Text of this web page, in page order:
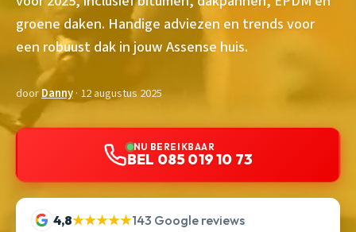
groene daken. Handige adviezen en trends voor
een robuust dak in jouw Assense huis.
doorDanny· 12 augustus 2025
NU BEREIKBAAR
BEL 085 019 10 73
4,8★★★★★143 Google reviews